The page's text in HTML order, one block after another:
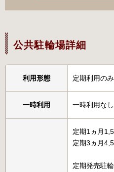
公共駐輪場詳細
利用形態 定期利用のみ
一時利用 一時利用なし
定期1ヵ月
定期3ヵ月
定期発売駐